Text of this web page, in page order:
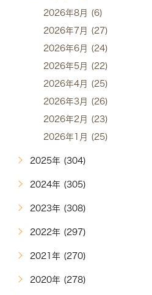
2026年8月 (6)
2026年7月 (27)
2026年6月 (24)
2026年5月 (22)
2026年4月 (25)
2026年3月 (26)
2026年2月 (23)
2026年1月 (25)
2025年 (304)
2024年 (305)
2023年 (308)
2022年 (297)
2021年 (270)
2020年 (278)